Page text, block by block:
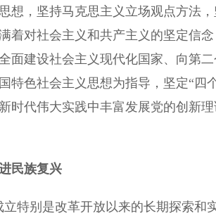
，坚持马克思主义立场观点方法，
着对社会主义和共产主义的坚定信
面建设社会主义现代化国家、向第
特色社会主义思想为指导，坚定“四
时代伟大实践中丰富发展党的创新
民族复兴
别是改革开放以来的长期探索和